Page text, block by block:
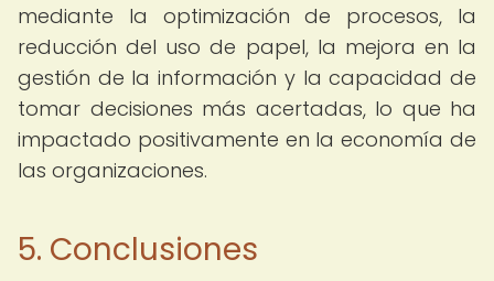
mediante la optimización de procesos, la
reducción del uso de papel, la mejora en la
gestión de la información y la capacidad de
tomar decisiones más acertadas, lo que ha
impactado positivamente en la economía de
las organizaciones.
5. Conclusiones